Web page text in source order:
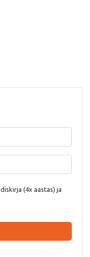
(4x aastas) ja